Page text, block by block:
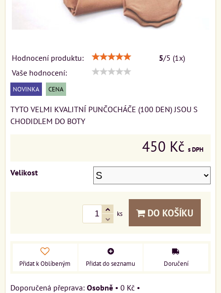
Hodnocení produktu: 5/5 (1x)
Vaše hodnocení:
NOVINKA CENA
TYTO VELMI KVALITNÍ PUNČOCHÁČE (100 DEN) JSOU S
CHODIDLEM DO BOTY
450 Kč s DPH
Velikost
ks DO KOŠÍKU
Přidat k Oblíbeným Přidat do seznamu Doručení
Osobně • 0 Kč •